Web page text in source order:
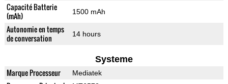
Capacité Batterie
(mAh)
1500 mAh
Autonomie en temps
de conversation
14 hours
Systeme
Marque Processeur Mediatek